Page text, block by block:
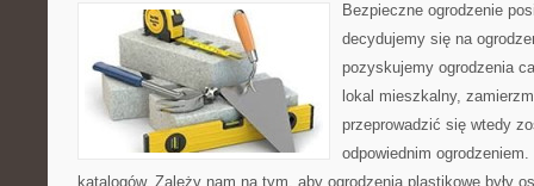
Bezpieczne ogrodzenie
decydujemy się na
pozyskujemy ogrodzenia
lokal mieszkalny,
przeprowadzić się wtedy
odpowiednim
katalogów. Zależy nam na tym, aby ogrodzenia plastikowe były